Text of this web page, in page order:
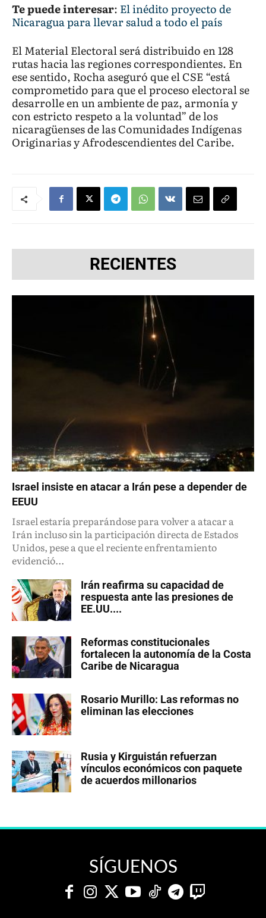
Te puede interesar: El inédito proyecto de
Nicaragua para llevar salud a todo el país
El Material Electoral será distribuido en 128
rutas hacia las regiones correspondientes. En
ese sentido, Rocha aseguró que el CSE “está
comprometido para que el proceso electoral se
desarrolle en un ambiente de paz, armonía y
con estricto respeto a la voluntad” de los
nicaragüenses de las Comunidades Indígenas
Originarias y Afrodescendientes del Caribe.
RECIENTES
Israel insiste en atacar a Irán pese a depender de
EEUU
Israel estaría preparándose para volver a atacar a
Irán incluso sin la participación directa de Estados
Unidos, pese a que el reciente enfrentamiento
evidenció...
Irán reafirma su capacidad de
respuesta ante las presiones de
EE.UU....
Reformas constitucionales
fortalecen la autonomía de la Costa
Caribe de Nicaragua
Rosario Murillo: Las reformas no
eliminan las elecciones
Rusia y Kirguistán refuerzan
vínculos económicos con paquete
de acuerdos millonarios
SÍGUENOS